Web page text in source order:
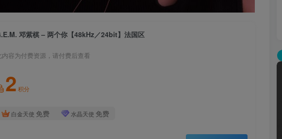
邓紫棋 – 两个你【48kHz／24bit】法国区
内容为付费资源，请付费后查看
2 积分
白金天使 免费 水晶天使 免费